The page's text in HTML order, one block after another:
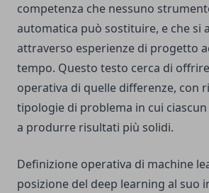
competenza che nessuno
automatica può sostituire, e che si
attraverso esperienze di progetto
tempo. Questo testo cerca di
operativa di quelle differenze, con
tipologie di problema in cui
a produrre risultati più solidi.
Definizione operativa di machine
posizione del deep learning al suo